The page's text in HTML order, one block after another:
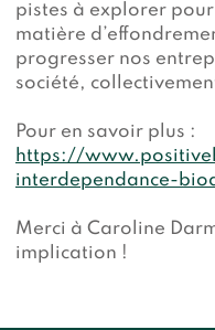
pistes à explorer
matière
progresser nos
société,
Pour en savoir plus :
https://
interdependance-
Merci à Caroline
implication !